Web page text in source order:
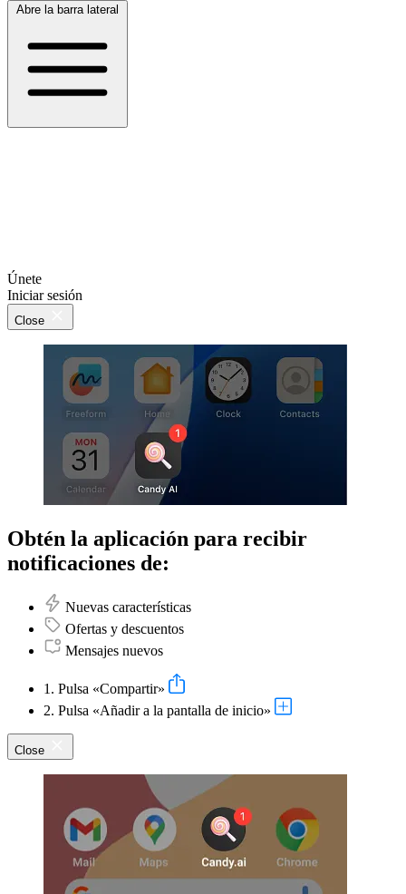
Abre la barra lateral
Únete
Iniciar sesión
Close
Obtén la aplicación para recibir
notificaciones de:
Nuevas características
Ofertas y descuentos
Mensajes nuevos
1. Pulsa «Compartir»
2. Pulsa «Añadir a la pantalla de inicio»
Close